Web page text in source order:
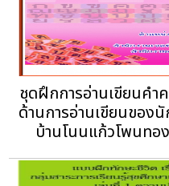
ชุดฝึกการอ่านเขียนคำ
ด้านการอ่านเขียนของ
บ้านโนนแก้วโพนท